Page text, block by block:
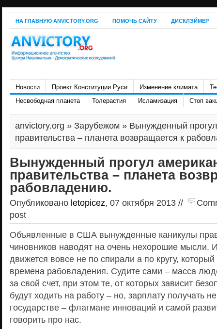
НА ГЛАВНУЮ ANVICTORY.ORG ПОМОЧЬ САЙТУ ДИСКЛЭЙМЕР
Новости Проект Конституции Руси Изменение климата
Несвободная планета
Толерастия Исламизация Стоп
anvictory.org » Зарубежом » Вынужденный
правительства – планета возвращается к
Вынужденный прогул
правительства – планета
рабовладению.
Опубликовано letopicez, 07 октября 2013 //
post
Объявленные в США вынужденные каникулы
чиновников наводят на очень нехорошие мысли.
движется вовсе не по спирали а по кругу,
времена рабовладения. Судите сами – масса
за свой счет, при этом те, от которых зависит
будут ходить на работу – но, зарплату получать
государстве – флагмане инноваций и самой
говорить про нас.